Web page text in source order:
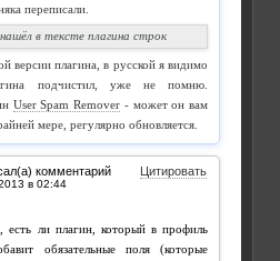
переписали.
в тексте плагина строк
версии плагина, в русской я видимо
подчистил, уже не помню.
User Spam Remover - может он вам
мере, регулярно обновляется.
комментарий Цитировать
есть ли плагин, который в профиль
обязательные поля (которые